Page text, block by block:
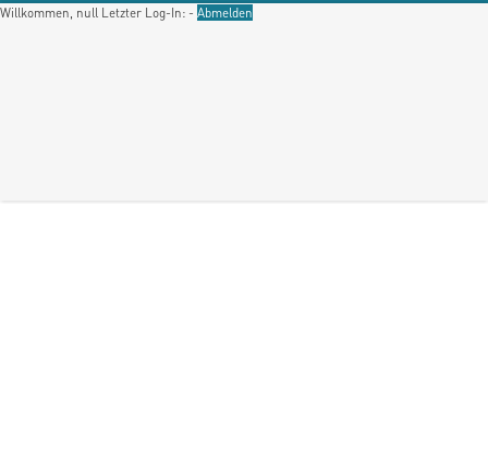
Willkommen, null Letzter Log-In: - Abmelden